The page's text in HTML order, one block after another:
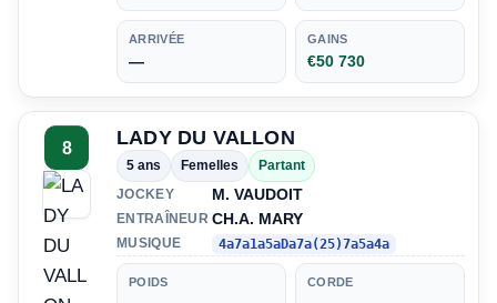
ARRIVÉE
—
GAINS
€50 730
8 LADY DU VALLON
5 ans Femelles
Partant
JOCKEY
M. VAUDOIT
ENTRAÎNEUR CH.A. MARY
MUSIQUE 4a7a1a5aDa7a(25)7a5a4a
POIDS CORDE